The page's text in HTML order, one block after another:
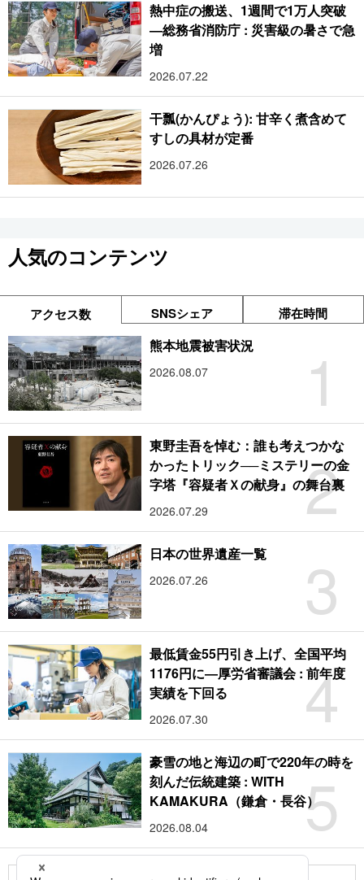
熱中症の搬送、1週間で1万人突破
―総務省消防庁 : 災害級の暑さで急
増
2026.07.22
干瓢(かんぴょう): 甘辛く煮含めて
すしの具材が定番
2026.07.26
人気のコンテンツ
アクセス数 SNSシェア 滞在時間
1
熊本地震被害状況
2026.08.07
2
東野圭吾を悼む：誰も考えつかな
かったトリック──ミステリーの金
字塔『容疑者Ｘの献身』の舞台裏
2026.07.29
3
日本の世界遺産一覧
2026.07.26
4
最低賃金55円引き上げ、全国平均
1176円に―厚労省審議会 : 前年度
実績を下回る
2026.07.30
5
豪雪の地と海辺の町で220年の時を
刻んだ伝統建築 : WITH
KAMAKURA（鎌倉・長谷）
2026.08.04